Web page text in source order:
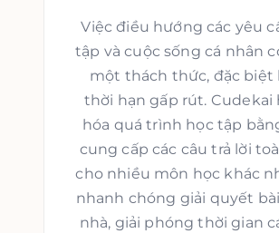
Việc điều hướng các yêu
tập và cuộc sống cá nhân
một thách thức, đặc biệt
thời hạn gấp rút. Cudekai
hóa quá trình học tập
cung cấp các câu trả lời
cho nhiều môn học khác
nhanh chóng giải quyết
nhà, giải phóng thời gian